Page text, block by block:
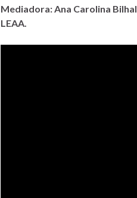
Mediadora: Ana Carolina
LEAA.